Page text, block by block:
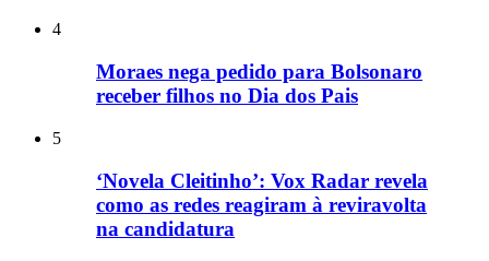
4
Moraes nega pedido para Bolsonaro
receber filhos no Dia dos Pais
5
‘Novela Cleitinho’: Vox Radar revela
como as redes reagiram à reviravolta
na candidatura